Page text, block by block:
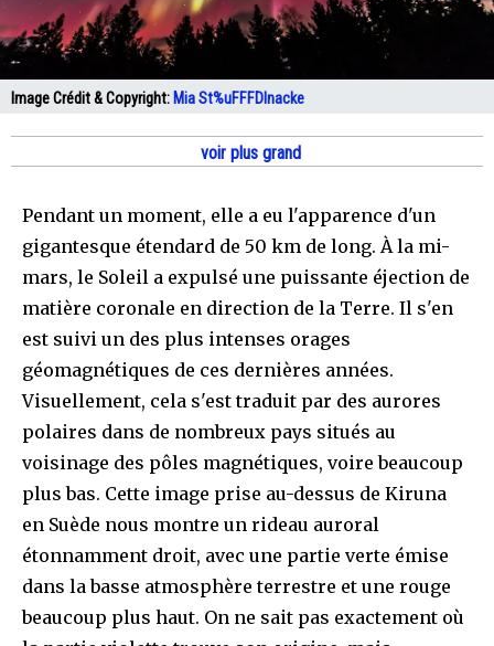
Image Crédit & Copyright: Mia St%uFFFDlnacke
voir plus grand
Pendant un moment, elle a eu l'apparence d'un
gigantesque étendard de 50 km de long. À la mi-
mars, le Soleil a expulsé une puissante éjection de
matière coronale en direction de la Terre. Il s'en
est suivi un des plus intenses orages
géomagnétiques de ces dernières années.
Visuellement, cela s'est traduit par des aurores
polaires dans de nombreux pays situés au
voisinage des pôles magnétiques, voire beaucoup
plus bas. Cette image prise au-dessus de Kiruna
en Suède nous montre un rideau auroral
étonnamment droit, avec une partie verte émise
dans la basse atmosphère terrestre et une rouge
beaucoup plus haut. On ne sait pas exactement où